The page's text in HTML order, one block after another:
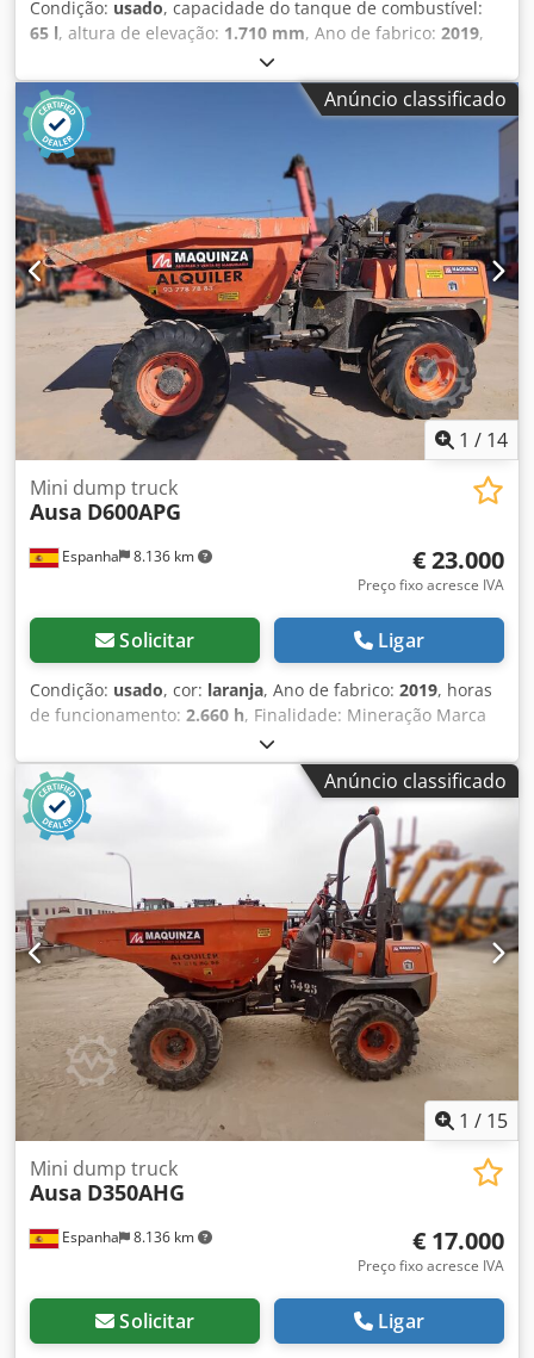
Condição: usado, capacidade do tanque de combustível:
65 l, altura de elevação: 1.710 mm, Ano de fabrico: 2019,
1.670 h
mineração Peso em vazio: 1.510 kg Carga útil: 1.500 kg
Peso bruto total: 3.010 kg Dimensões (C x L x A): 318 x 148 x
261 cm Chedpfszb Nabex Ah Eja
Anúncio classificado
1 / 14
Espanha 8.136 km
Mini dump truck
Ausa D600APG
€ 23.000
Preço fixo acresce IVA
Solicitar Ligar
Condição: usado, cor: laranja, Ano de fabrico: 2019, horas
de funcionamento: 2.660 h, Finalidade: Mineração Marca
do motor: Kubota Chsdpfx Aszb I Ukoh Eja
Anúncio classificado
1 / 15
Espanha 8.136 km
Mini dump truck
Ausa D350AHG
€ 17.000
Preço fixo acresce IVA
Solicitar Ligar